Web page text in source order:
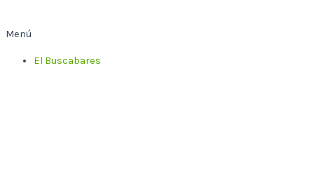
Menú
El Buscabares